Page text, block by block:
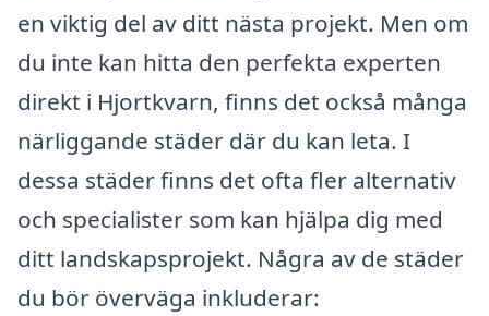
en viktig del av ditt nästa projekt. Men om
du inte kan hitta den perfekta experten
direkt i Hjortkvarn, finns det också många
närliggande städer där du kan leta. I
dessa städer finns det ofta fler alternativ
och specialister som kan hjälpa dig med
ditt landskapsprojekt. Några av de städer
du bör överväga inkluderar: